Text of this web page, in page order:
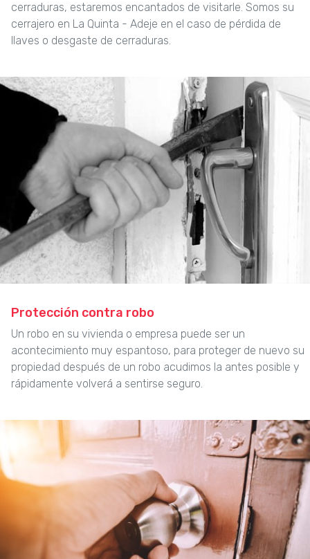
cerraduras, estaremos encantados de visitarle. Somos su
cerrajero en La Quinta - Adeje en el caso de pérdida de
llaves o desgaste de cerraduras.
Protección contra robo
Un robo en su vivienda o empresa puede ser un
acontecimiento muy espantoso, para proteger de nuevo su
propiedad después de un robo acudimos la antes posible y
rápidamente volverá a sentirse seguro.